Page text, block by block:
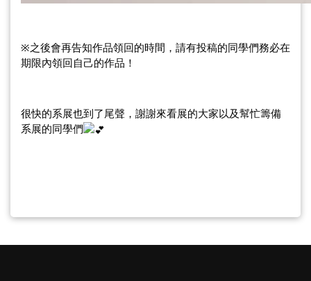
※之後會再告知作品領回的時間，請有投稿的同學們務必在
期限內領回自己的作品！
很快的系展也到了尾聲，謝謝來看展的大家以及幫忙籌備
系展的同學們